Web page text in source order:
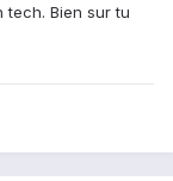
tech. Bien sur tu